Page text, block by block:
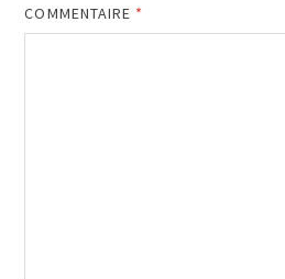
COMMENTAIRE *